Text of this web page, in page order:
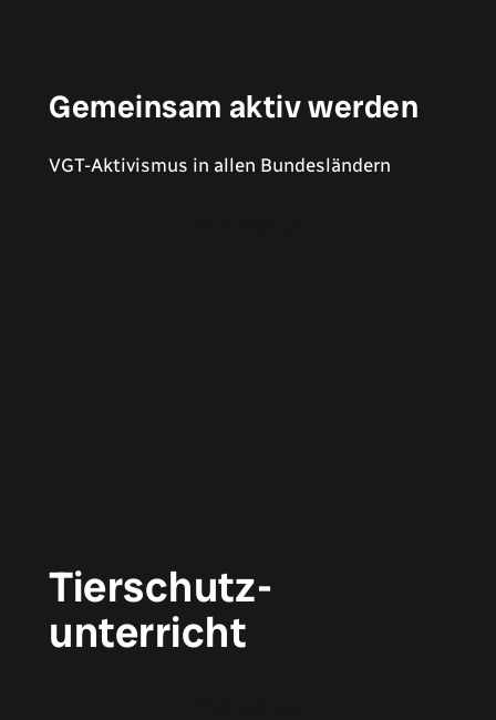
Tierschutz­
unterricht
Gemeinsam aktiv werden
VGT-Aktivismus in allen Bundesländern